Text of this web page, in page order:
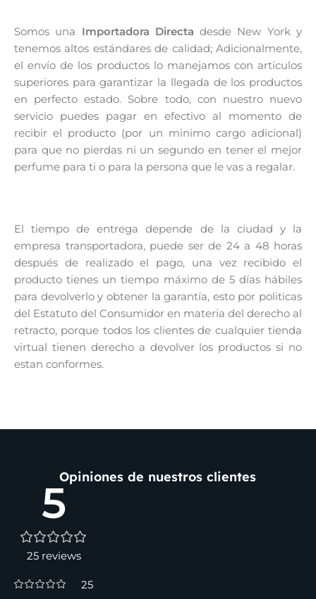
Somos una Importadora Directa desde New York y
tenemos altos estándares de calidad; Adicionalmente,
el envío de los productos lo manejamos con artículos
superiores para garantizar la llegada de los productos
en perfecto estado. Sobre todo, con nuestro nuevo
servicio puedes pagar en efectivo al momento de
recibir el producto (por un minimo cargo adicional)
para que no pierdas ni un segundo en tener el mejor
perfume para ti o para la persona que le vas a regalar.
El tiempo de entrega depende de la ciudad y la
empresa transportadora, puede ser de 24 a 48 horas
después de realizado el pago, una vez recibido el
producto tienes un tiempo máximo de 5 días hábiles
para devolverlo y obtener la garantía, esto por politicas
del Estatuto del Consumidor en materia del derecho al
retracto, porque todos los clientes de cualquier tienda
virtual tienen derecho a devolver los productos si no
estan conformes.
Opiniones de nuestros clientes
5
25 reviews
25